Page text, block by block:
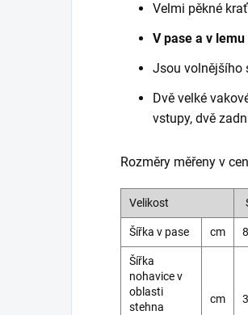
Velmi pěkné
V pase a v
Jsou volnějšího
Dvě velké
vstupy, dvě
Rozměry měřeny v
Velikost
Šířka v pase cm
Šířka
nohavice v
oblasti
stehna
cm